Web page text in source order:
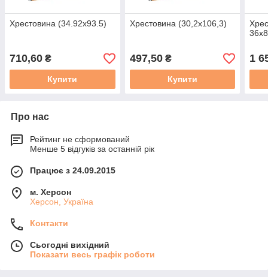
Хрестовина (34.92х93.5)
710,60 ₴
Купити
Хрестовина (30,2х106,3)
497,50₴
Купити
1
Про нас
Рейтинг не сформований
Менше 5 відгуків за останній рік
Працює з 24.09.2015
м. Херсон
Херсон, Україна
Контакти
Сьогодні вихідний
Показати весь графік роботи